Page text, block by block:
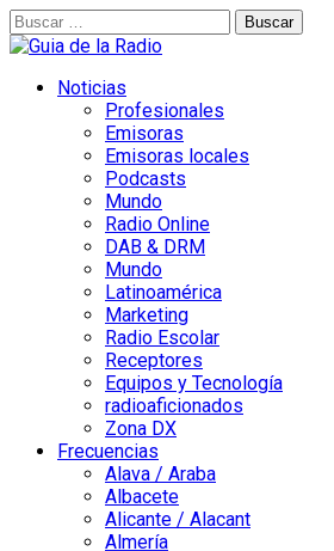
Buscar:
Noticias
Profesionales
Emisoras
Emisoras locales
Podcasts
Mundo
Radio Online
DAB & DRM
Mundo
Latinoamérica
Marketing
Radio Escolar
Receptores
Equipos y Tecnología
radioaficionados
Zona DX
Frecuencias
Alava / Araba
Albacete
Alicante / Alacant
Almería